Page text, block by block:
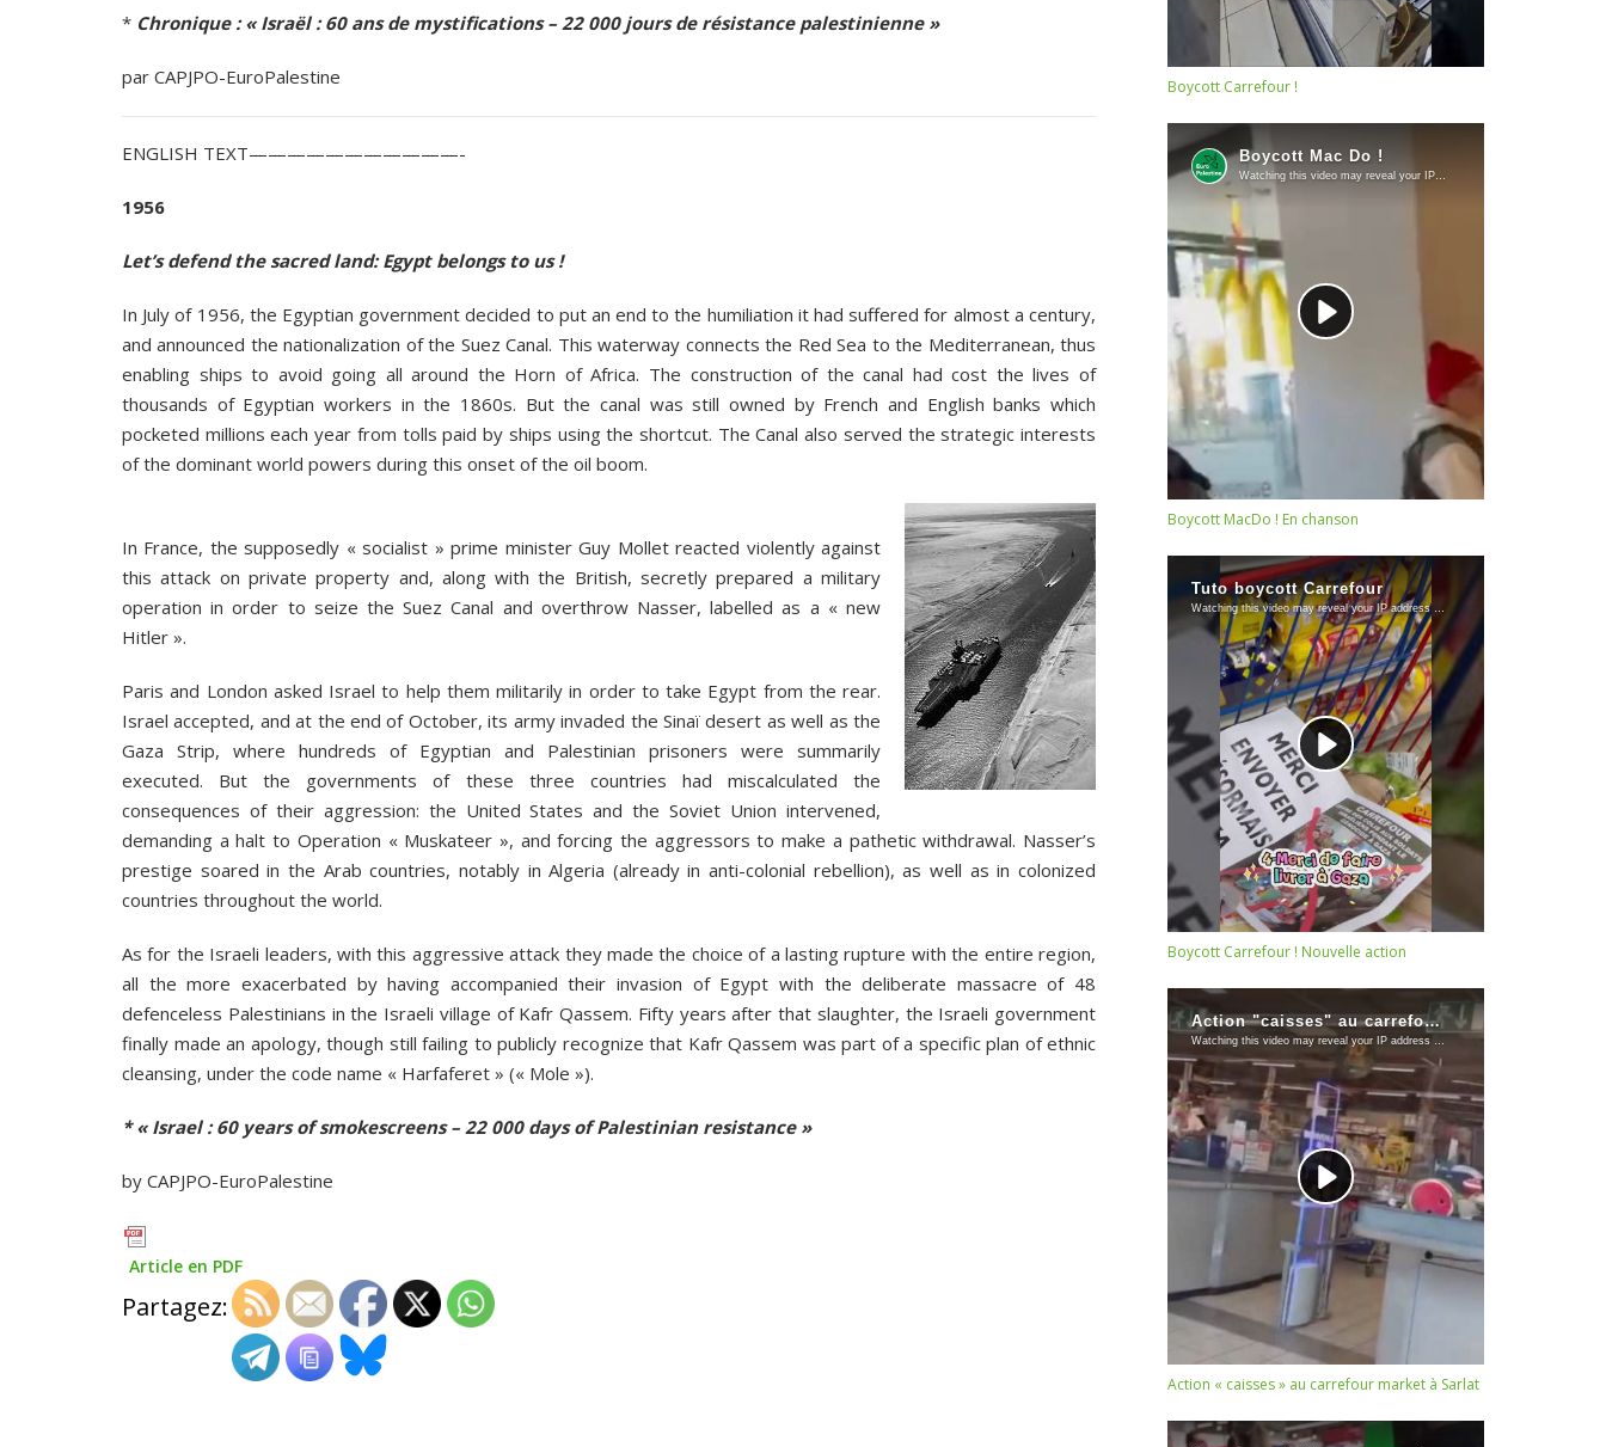
* Chronique : « Israël : 60 ans de mystifications – 22 000 jours de résistance palestinienne »
par CAPJPO-EuroPalestine
ENGLISH TEXT———————————-
1956
Let’s defend the sacred land: Egypt belongs to us !
In July of 1956, the Egyptian government decided to put an end to the humiliation it had suffered for almost a century,
and announced the nationalization of the Suez Canal. This waterway connects the Red Sea to the Mediterranean, thus
enabling ships to avoid going all around the Horn of Africa. The construction of the canal had cost the lives of
thousands of Egyptian workers in the 1860s. But the canal was still owned by French and English banks which
pocketed millions each year from tolls paid by ships using the shortcut. The Canal also served the strategic interests
of the dominant world powers during this onset of the oil boom.
In France, the supposedly « socialist » prime minister Guy Mollet reacted violently against
this attack on private property and, along with the British, secretly prepared a military
operation in order to seize the Suez Canal and overthrow Nasser, labelled as a « new
Hitler ».
Paris and London asked Israel to help them militarily in order to take Egypt from the rear.
Israel accepted, and at the end of October, its army invaded the Sinaï desert as well as the
Gaza Strip, where hundreds of Egyptian and Palestinian prisoners were summarily
executed. But the governments of these three countries had miscalculated the
consequences of their aggression: the United States and the Soviet Union intervened,
demanding a halt to Operation « Muskateer », and forcing the aggressors to make a pathetic withdrawal. Nasser’s
prestige soared in the Arab countries, notably in Algeria (already in anti-colonial rebellion), as well as in colonized
countries throughout the world.
As for the Israeli leaders, with this aggressive attack they made the choice of a lasting rupture with the entire region,
all the more exacerbated by having accompanied their invasion of Egypt with the deliberate massacre of 48
defenceless Palestinians in the Israeli village of Kafr Qassem. Fifty years after that slaughter, the Israeli government
finally made an apology, though still failing to publicly recognize that Kafr Qassem was part of a specific plan of ethnic
cleansing, under the code name « Harfaferet » (« Mole »).
* « Israel : 60 years of smokescreens – 22 000 days of Palestinian resistance »
by CAPJPO-EuroPalestine
Article en PDF
Partagez:
Boycott Carrefour !
Boycott MacDo ! En chanson
Boycott Carrefour ! Nouvelle action
Action « caisses » au carrefour market à Sarlat